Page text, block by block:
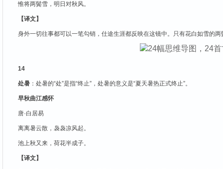
惟将两鬓雪，明日对秋风。
【译文】
身外一切往事都可以一笔勾销，仕途生涯都反映在这镜中。只有花白如雪的
14
处暑 ：处暑的“处”是指“终止”，处暑的意义是“夏天暑热正式终止”。
早秋曲江感怀
唐·白居易
离离暑云散，袅袅凉风起。
池上秋又来，荷花半成子。
【译文】